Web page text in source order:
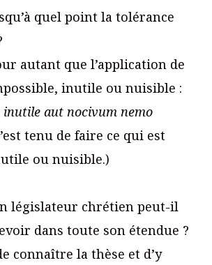
quel point la tolérance
autant que l’application de
inutile ou nuisible :
inutile aut nocivum nemo
tenu de faire ce qui est
ou nuisible.)
législateur chrétien peut-il
dans toute son étendue ?
connaître la thèse et d’y